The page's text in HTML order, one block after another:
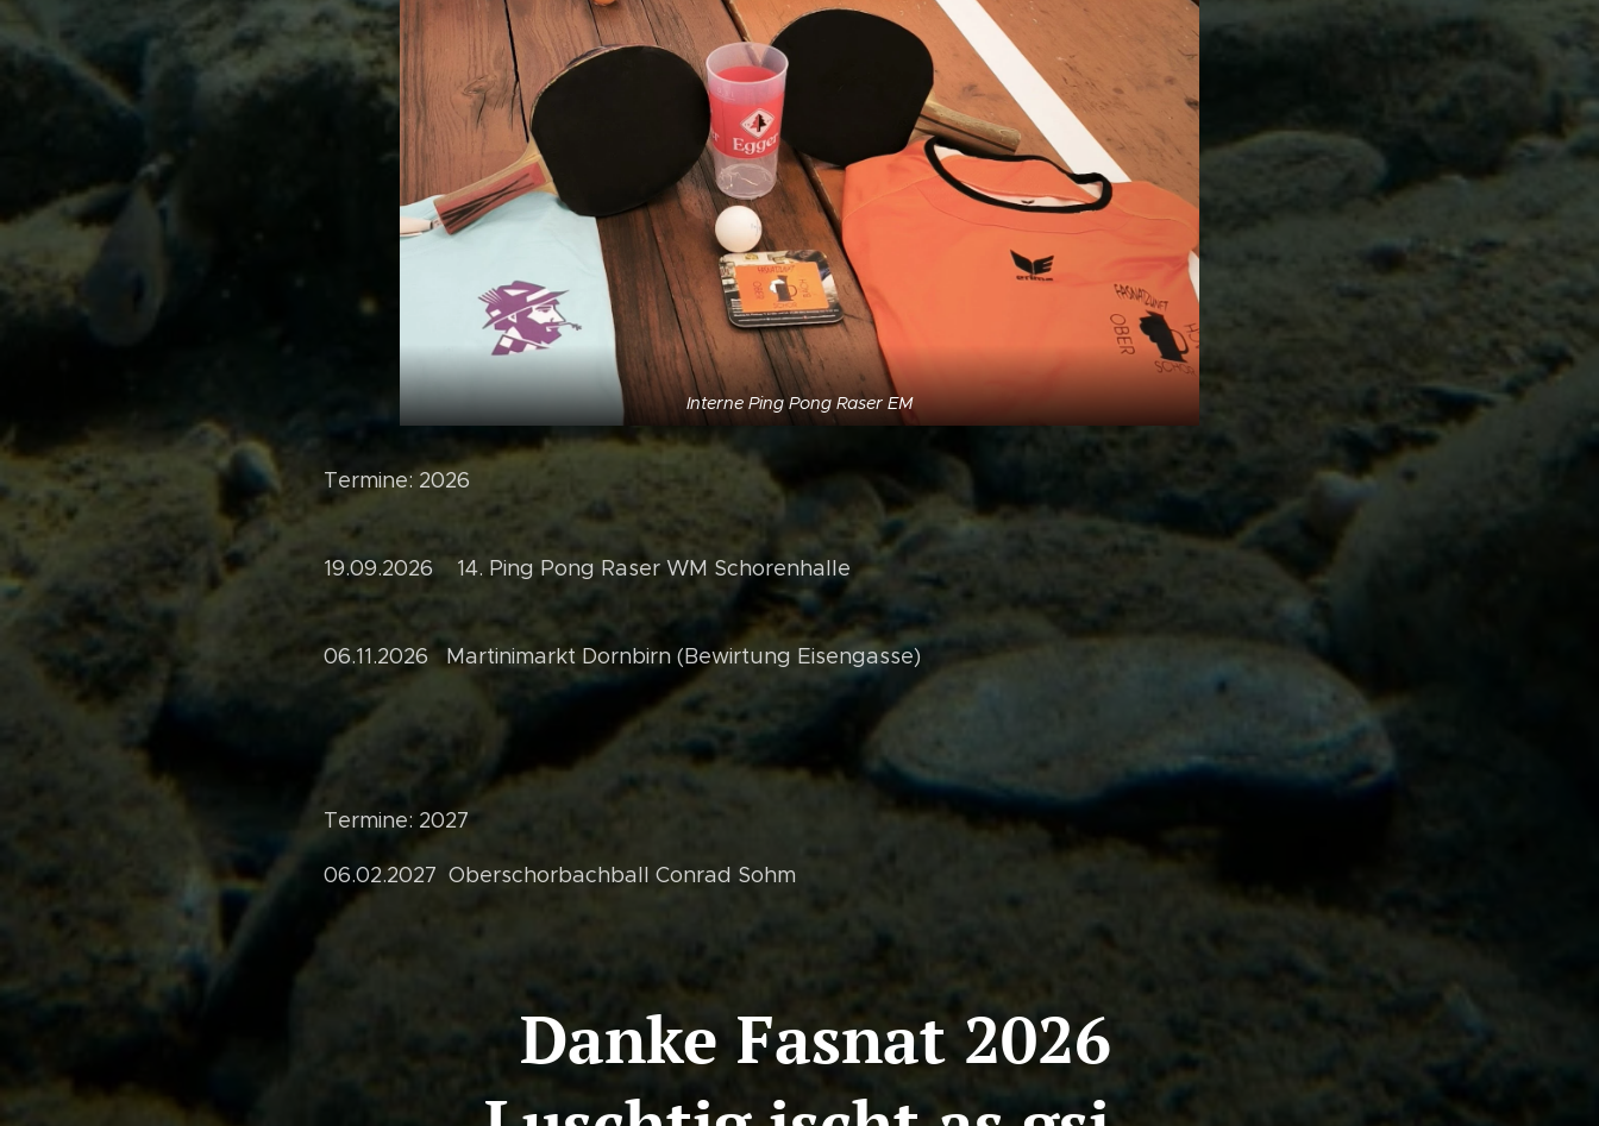
Interne Ping Pong Raser EM
Termine: 2026
19.09.2026 14. Ping Pong Raser WM Schorenhalle
06.11.2026 Martinimarkt Dornbirn (Bewirtung Eisengasse)
Termine: 2027
06.02.2027 Oberschorbachball Conrad Sohm
Danke Fasnat 2026